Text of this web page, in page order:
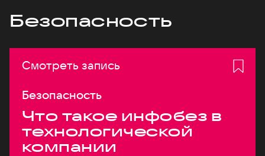
Безопасность
Смотреть запись
Безопасность
Что такое инфобез в
технологической
компании